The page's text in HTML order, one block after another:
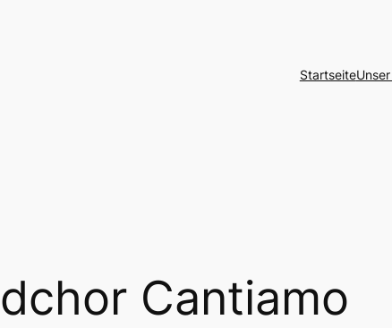
Startseite
Cantiamo